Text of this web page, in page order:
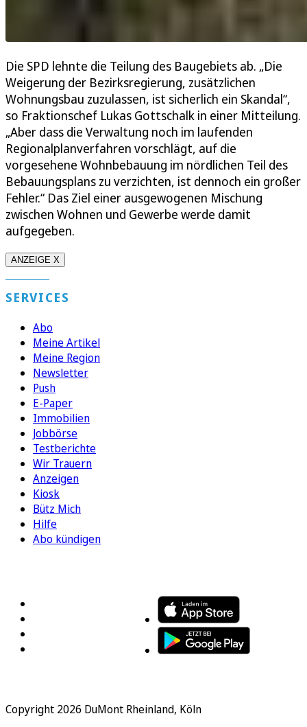
Die SPD lehnte die Teilung des Baugebiets ab. „Die
Weigerung der Bezirksregierung, zusätzlichen
Wohnungsbau zuzulassen, ist sicherlich ein Skandal“,
so Fraktionschef Lukas Gottschalk in einer Mitteilung.
„Aber dass die Verwaltung noch im laufenden
Regionalplanverfahren vorschlägt, auf die
vorgesehene Wohnbebauung im nördlichen Teil des
Bebauungsplans zu verzichten, ist dennoch ein großer
Fehler.“ Das Ziel einer ausgewogenen Mischung
zwischen Wohnen und Gewerbe werde damit
aufgegeben.
ANZEIGE X
SERVICES
Abo
Meine Artikel
Meine Region
Newsletter
Push
E-Paper
Immobilien
Jobbörse
Testberichte
Wir Trauern
Anzeigen
Kiosk
Bütz Mich
Hilfe
Abo kündigen
Copyright 2026 DuMont Rheinland, Köln